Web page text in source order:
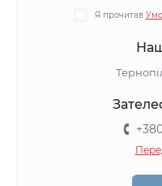
Я прочитав